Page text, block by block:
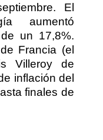
El
aumentó
un 17,8%.
Francia (el
Villeroy de
inflación del
finales de